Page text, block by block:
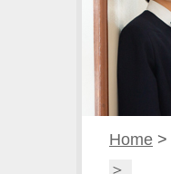
Home >
＞